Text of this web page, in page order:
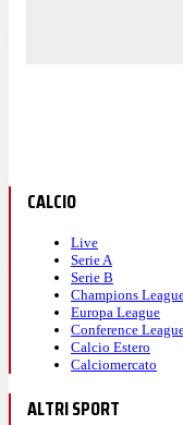
CALCIO
Live
Serie A
Serie B
Champions
Europa League
Conference
Calcio Estero
Calciomercato
ALTRI SPORT